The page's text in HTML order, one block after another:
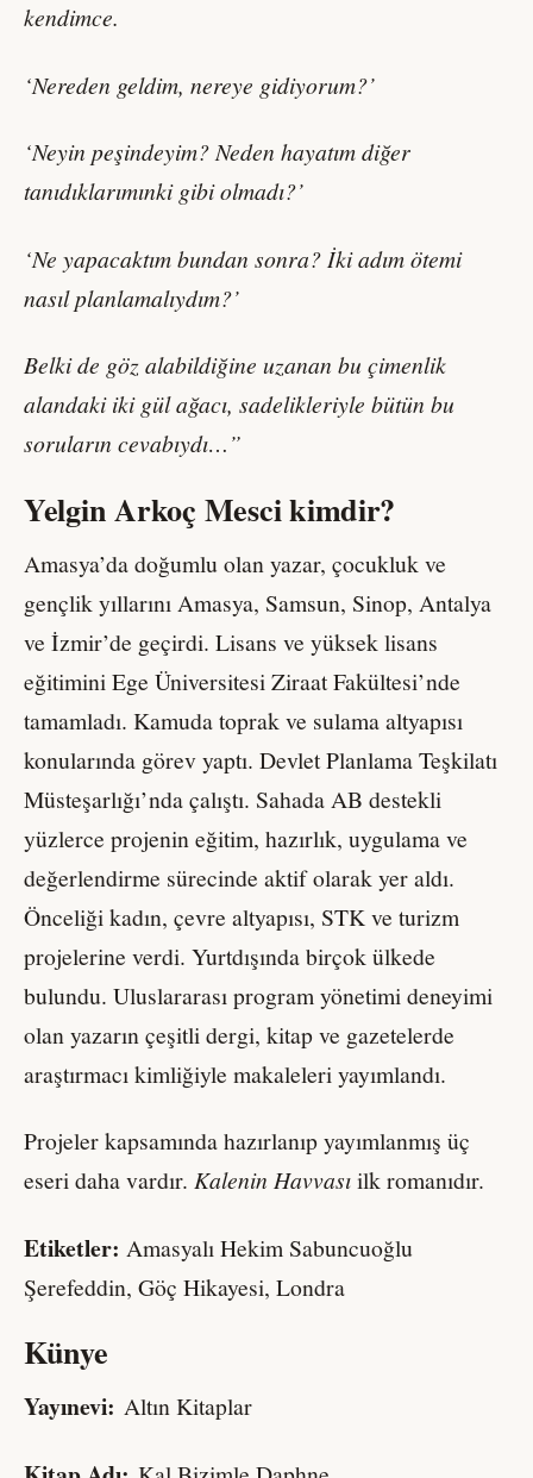
kendimce.
‘Nereden geldim, nereye gidiyorum?’
‘Neyin peşindeyim? Neden hayatım diğer
tanıdıklarımınki gibi olmadı?’
‘Ne yapacaktım bundan sonra? İki adım ötemi
nasıl planlamalıydım?’
Belki de göz alabildiğine uzanan bu çimenlik
alandaki iki gül ağacı, sadelikleriyle bütün bu
soruların cevabıydı…”
Yelgin Arkoç Mesci kimdir?
Amasya’da doğumlu olan yazar, çocukluk ve
gençlik yıllarını Amasya, Samsun, Sinop, Antalya
ve İzmir’de geçirdi. Lisans ve yüksek lisans
eğitimini Ege Üniversitesi Ziraat Fakültesi’nde
tamamladı. Kamuda toprak ve sulama altyapısı
konularında görev yaptı. Devlet Planlama Teşkilatı
Müsteşarlığı’nda çalıştı. Sahada AB destekli
yüzlerce projenin eğitim, hazırlık, uygulama ve
değerlendirme sürecinde aktif olarak yer aldı.
Önceliği kadın, çevre altyapısı, STK ve turizm
projelerine verdi. Yurtdışında birçok ülkede
bulundu. Uluslararası program yönetimi deneyimi
olan yazarın çeşitli dergi, kitap ve gazetelerde
araştırmacı kimliğiyle makaleleri yayımlandı.
Projeler kapsamında hazırlanıp yayımlanmış üç
eseri daha vardır. Kalenin Havvasıilk romanıdır.
Etiketler: Amasyalı Hekim Sabuncuoğlu
Şerefeddin, Göç Hikayesi, Londra
Künye
Yayınevi: Altın Kitaplar